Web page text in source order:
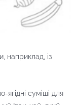
наприклад, із
ягідні суміші для